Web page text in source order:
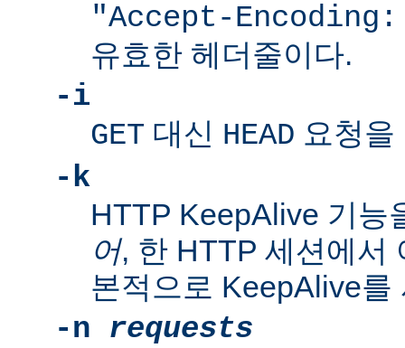
"Accept-
유효한 헤더줄이다.
-i
GET 대신 HEAD 요청을
-k
HTTP KeepAlive 기능
어, 한 HTTP 세션에서
본적으로 KeepAlive를
-n requests